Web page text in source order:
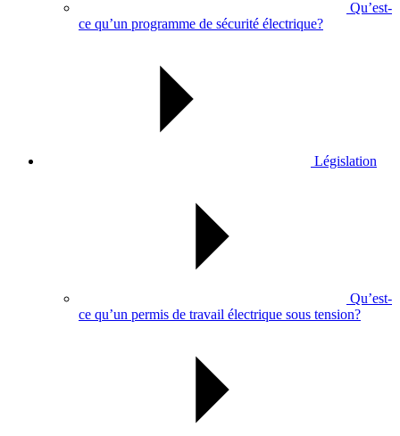
Qu’est-
ce qu’un programme de sécurité électrique?
Législation
Qu’est-
ce qu’un permis de travail électrique sous tension?